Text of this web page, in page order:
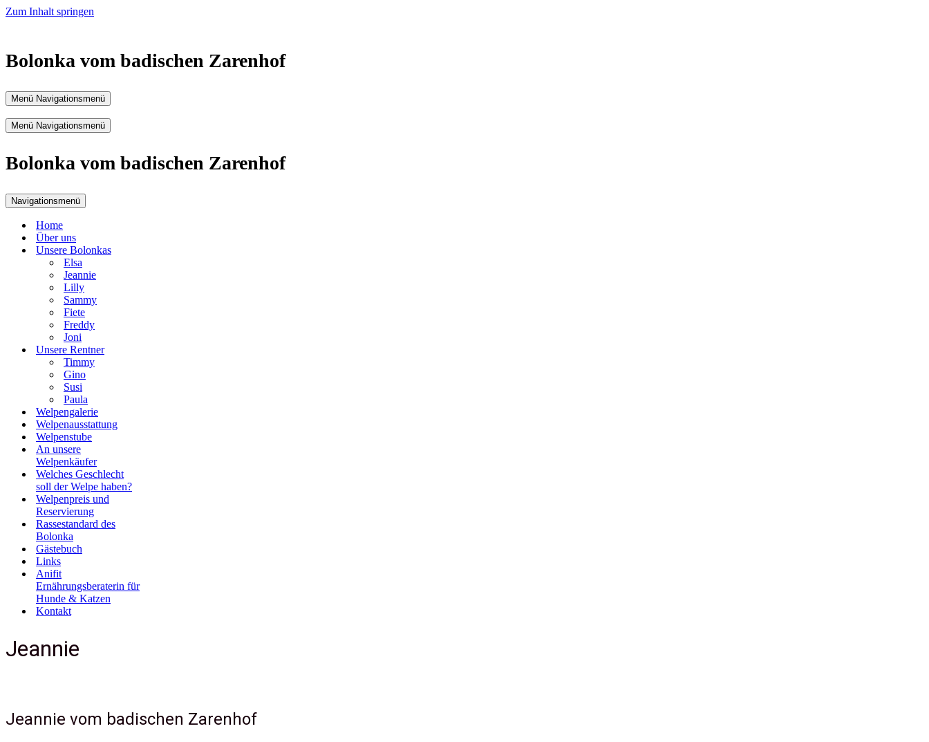
Zum Inhalt springen
Bolonka vom badischen Zarenhof
Menü Navigationsmenü
Menü Navigationsmenü
Bolonka vom badischen Zarenhof
Navigationsmenü
Home
Über uns
Unsere Bolonkas
Elsa
Jeannie
Lilly
Sammy
Fiete
Freddy
Joni
Unsere Rentner
Timmy
Gino
Susi
Paula
Welpengalerie
Welpenausstattung
Welpenstube
An unsere
Welpenkäufer
Welches Geschlecht
soll der Welpe haben?
Welpenpreis und
Reservierung
Rassestandard des
Bolonka
Gästebuch
Links
Anifit
Ernährungsberaterin für
Hunde & Katzen
Kontakt
Jeannie
Jeannie vom badischen Zarenhof